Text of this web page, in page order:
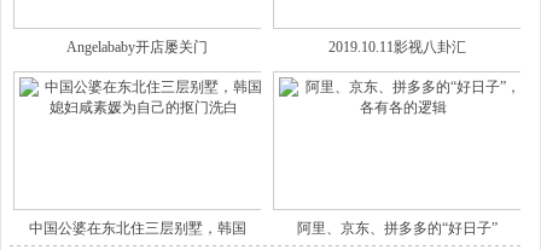
Angelababy开店屡关门 2019.10.11影视八卦汇
中国公婆在东北住三层别墅，韩国 阿里、京东、拼多多的“好日子”